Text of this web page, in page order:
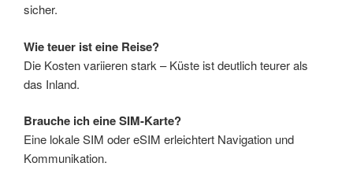
sicher.
Wie teuer ist eine Reise?
Die Kosten variieren stark – Küste ist deutlich teurer als
das Inland.
Brauche ich eine SIM-Karte?
Eine lokale SIM oder eSIM erleichtert Navigation und
Kommunikation.